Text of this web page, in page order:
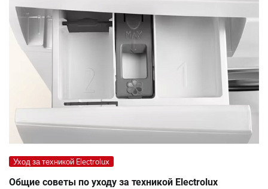
Уход за техникой Electrolux
Общие советы по уходу за техникой Electrolux